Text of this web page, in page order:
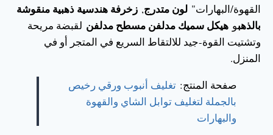
القهوة/البهارات" لون متدرج, زخرفة هندسية ذهبية منقوشة
بالذهبو هيكل سميك مدلفن مسطح مدلفن لقبضة مريحة
وتشتيت القوة-جيد للالتقاط السريع في المتجر أو في
المنزل.
صفحة المنتج: تغليف أنبوب ورقي رخيص
بالجملة لتغليف توابل الشاي والقهوة
والبهارات